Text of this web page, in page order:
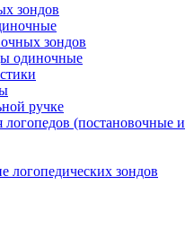
зондов
зондов
одиночные
ручке
логопедов (постановочные и
логопедических зондов